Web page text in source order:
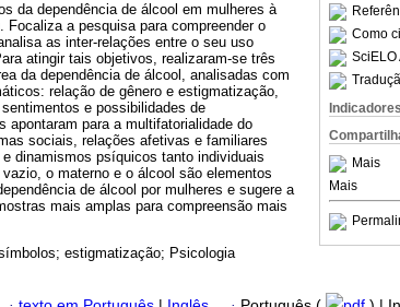
Como
SciELO
Indicadores
Mais
Mais
da dependência de álcool em mulheres à
a pesquisa para compreender o
as inter-relações entre o seu uso
atingir tais objetivos, realizaram-se três
da dependência de álcool, analisadas com
relação de gênero e estigmatização,
e possibilidades de
para a multifatorialidade do
sociais, relações afetivas e familiares
dinamismos psíquicos tanto individuais
o materno e o álcool são elementos
de álcool por mulheres e sugere a
mais amplas para compreensão mais
estigmatização; Psicologia